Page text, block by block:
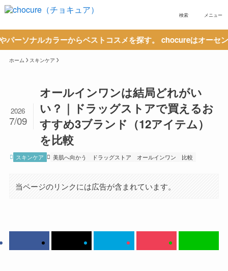
検索 メニュー
ラーからベストコスメを探す。 chocureはオーセンティックな
ホーム スキンケア
オールインワンは結局どれがい
い？｜ドラッグストアで買えるお
すすめ3ブランド（12アイテム）
を比較
2026
7/09
スキンケア 美肌へ向かう ドラッグストア オールインワン 比較
当ページのリンクには広告が含まれています。